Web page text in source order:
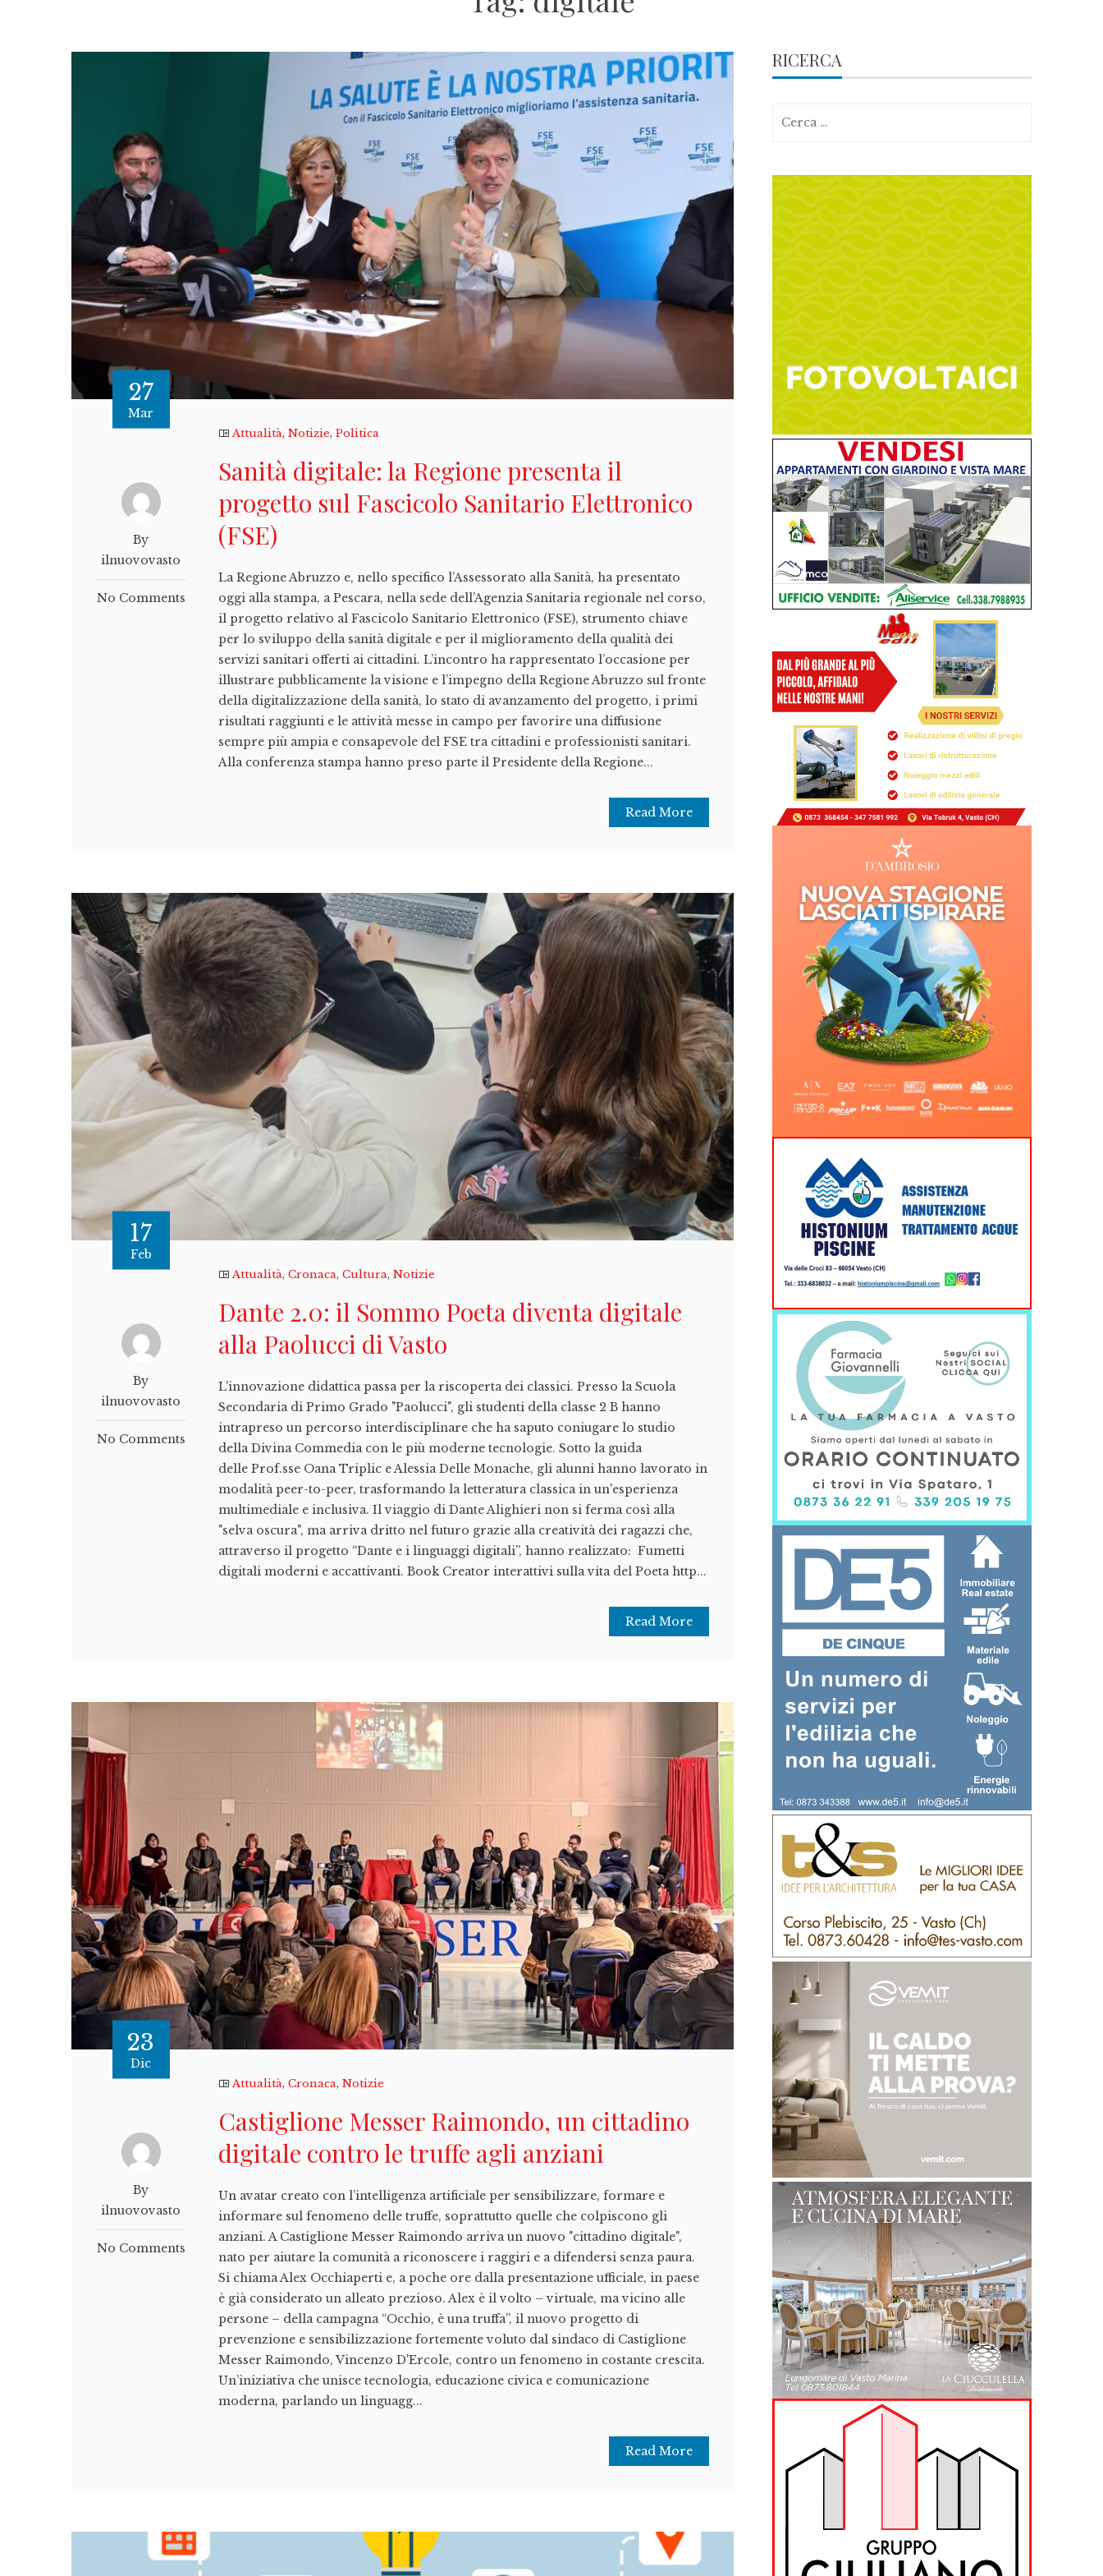
27
Mar
By
ilnuovovasto
No Comments
Attualità,Notizie,Politica
Sanità digitale: la Regione presenta il
progetto sul Fascicolo Sanitario Elettronico
(FSE)
La Regione Abruzzo e, nello specifico l’Assessorato alla Sanità, ha presentato
oggi alla stampa, a Pescara, nella sede dell’Agenzia Sanitaria regionale nel corso,
il progetto relativo al Fascicolo Sanitario Elettronico (FSE), strumento chiave
per lo sviluppo della sanità digitale e per il miglioramento della qualità dei
servizi sanitari offerti ai cittadini. L’incontro ha rappresentato l’occasione per
illustrare pubblicamente la visione e l’impegno della Regione Abruzzo sul fronte
della digitalizzazione della sanità, lo stato di avanzamento del progetto, i primi
risultati raggiunti e le attività messe in campo per favorire una diffusione
sempre più ampia e consapevole del FSE tra cittadini e professionisti sanitari.
Alla conferenza stampa hanno preso parte il Presidente della Regione...
Read More
17
Feb
By
ilnuovovasto
No Comments
Attualità,Cronaca,Cultura,Notizie
Dante 2.0: il Sommo Poeta diventa digitale
alla Paolucci di Vasto
L'innovazione didattica passa per la riscoperta dei classici. Presso la Scuola
Secondaria di Primo Grado "Paolucci", gli studenti della classe 2 B hanno
intrapreso un percorso interdisciplinare che ha saputo coniugare lo studio
della Divina Commedia con le più moderne tecnologie. Sotto la guida
delle Prof.sse Oana Triplic e Alessia Delle Monache, gli alunni hanno lavorato in
modalità peer-to-peer, trasformando la letteratura classica in un'esperienza
multimediale e inclusiva. Il viaggio di Dante Alighieri non si ferma così alla
"selva oscura", ma arriva dritto nel futuro grazie alla creatività dei ragazzi che,
attraverso il progetto “Dante e i linguaggi digitali”, hanno realizzato: Fumetti
digitali moderni e accattivanti. Book Creator interattivi sulla vita del Poeta http...
Read More
23
Dic
By
ilnuovovasto
No Comments
Attualità,Cronaca,Notizie
Castiglione Messer Raimondo, un cittadino
digitale contro le truffe agli anziani
Un avatar creato con l’intelligenza artificiale per sensibilizzare, formare e
informare sul fenomeno delle truffe, soprattutto quelle che colpiscono gli
anziani. A Castiglione Messer Raimondo arriva un nuovo "cittadino digitale",
nato per aiutare la comunità a riconoscere i raggiri e a difendersi senza paura.
Si chiama Alex Occhiaperti e, a poche ore dalla presentazione ufficiale, in paese
è già considerato un alleato prezioso. Alex è il volto – virtuale, ma vicino alle
persone – della campagna “Occhio, è una truffa”, il nuovo progetto di
prevenzione e sensibilizzazione fortemente voluto dal sindaco di Castiglione
Messer Raimondo, Vincenzo D'Ercole, contro un fenomeno in costante crescita.
Un’iniziativa che unisce tecnologia, educazione civica e comunicazione
moderna, parlando un linguagg...
Read More
RICERCA